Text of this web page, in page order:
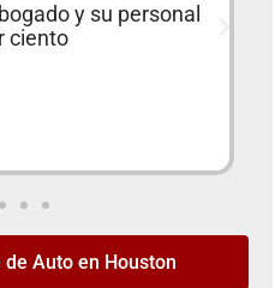
when I had a car
they worked very
Auto en Houston